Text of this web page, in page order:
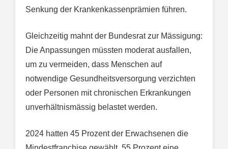
Senkung der Krankenkassenprämien führen.
Gleichzeitig mahnt der Bundesrat zur Mässigung:
Die Anpassungen müssten moderat ausfallen,
um zu vermeiden, dass Menschen auf
notwendige Gesundheitsversorgung verzichten
oder Personen mit chronischen Erkrankungen
unverhältnismässig belastet werden.
2024 hatten 45 Prozent der Erwachsenen die